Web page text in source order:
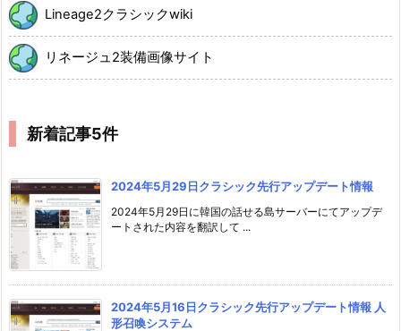
Lineage2クラシックwiki
リネージュ2装備画像サイト
新着記事5件
2024年5月29日クラシック先行アップデート情報
2024年5月29日に韓国の話せる島サーバーにてアップデ
ートされた内容を翻訳して ...
2024年5月16日クラシック先行アップデート情報 人
形召喚システム